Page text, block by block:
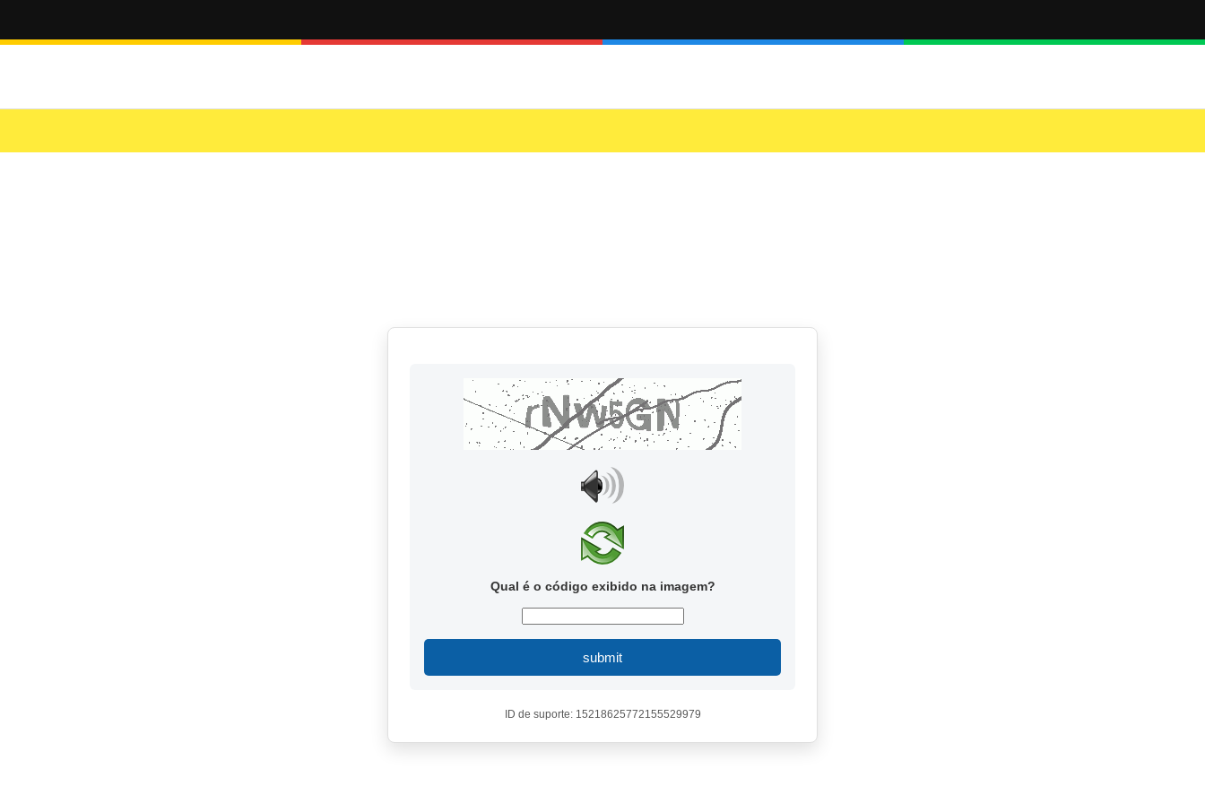
Qual é o código exibido na imagem?
submit
ID de suporte: 15218625772155529979